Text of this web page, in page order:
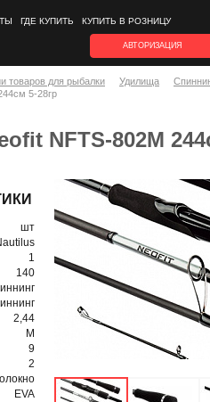
ГДЕ КУПИТЬ КУПИТЬ В РОЗНИЦУ
АВТОРИЗАЦИЯ
товаров для рыбалки Удилища
5-28гр
NFTS-802M
шт
1
140
2,44
M
9
2
EVA